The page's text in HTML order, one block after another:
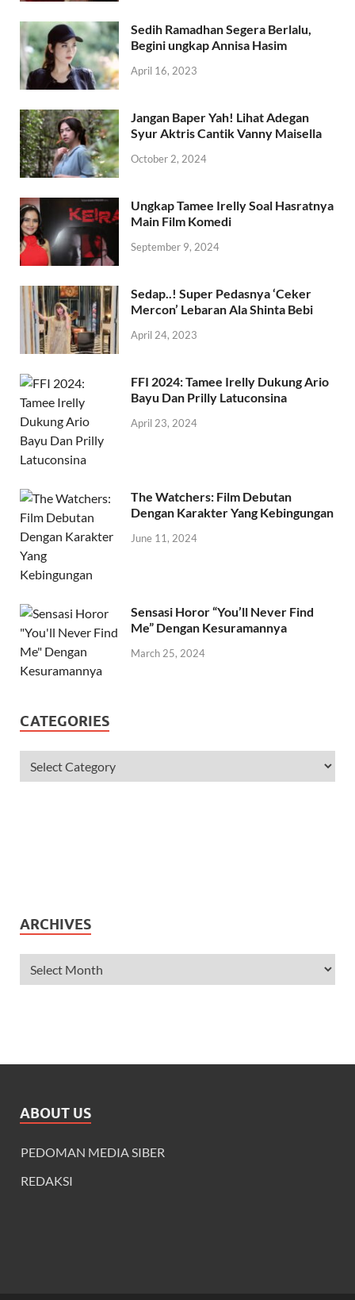
Sedih Ramadhan Segera Berlalu,
Begini ungkap Annisa Hasim
April 16, 2023
Jangan Baper Yah! Lihat Adegan
Syur Aktris Cantik Vanny Maisella
October 2, 2024
Ungkap Tamee Irelly Soal Hasratnya
Main Film Komedi
September 9, 2024
Sedap..! Super Pedasnya ‘Ceker
Mercon’ Lebaran Ala Shinta Bebi
April 24, 2023
FFI 2024: Tamee Irelly Dukung Ario
Bayu Dan Prilly Latuconsina
April 23, 2024
The Watchers: Film Debutan
Dengan Karakter Yang Kebingungan
June 11, 2024
Sensasi Horor “You’ll Never Find
Me” Dengan Kesuramannya
March 25, 2024
CATEGORIES
ARCHIVES
ABOUT US
PEDOMAN MEDIA SIBER
REDAKSI